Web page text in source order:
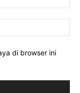
di browser ini